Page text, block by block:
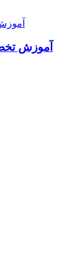
آموزش